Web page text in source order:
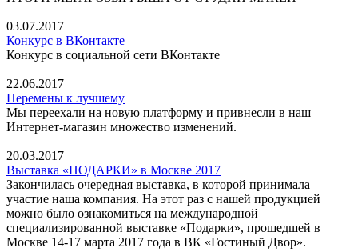
03.07.2017
Конкурс в ВКонтакте
Конкурс в социальной сети ВКонтакте
22.06.2017
Перемены к лучшему
Мы переехали на новую платформу и привнесли в наш
Интернет-магазин множество изменений.
20.03.2017
Выставка «ПОДАРКИ» в Москве 2017
Закончилась очередная выставка, в которой принимала
участие наша компания. На этот раз с нашей продукцией
можно было ознакомиться на международной
специализированной выставке «Подарки», прошедшей в
Москве 14-17 марта 2017 года в ВК «Гостиный Двор».